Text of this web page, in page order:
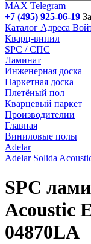
MAX Telegram
+7 (495) 925-06-19
Каталог Адреса
Кварц-винил
SPC / СПС
Ламинат
Инженерная доска
Паркетная доска
Плетёный пол
Кварцевый паркет
Производителии
Главная
Виниловые полы
Adelar
Adelar Solida
SPC
Acoustic
04870LA